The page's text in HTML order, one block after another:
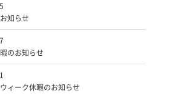
知らせ
のお知らせ
ィーク休暇のお知らせ